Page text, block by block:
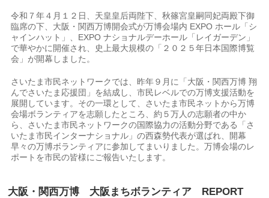
令和７年４月１２日、天皇皇后両陛下、秋篠宮皇嗣同妃両殿下御
臨席の下、大阪・関西万博開会式が万博会場内 EXPO ホール「シ
ャインハット」、EXPO ナショナルデーホール「レイガーデン」
で華やかに開催され、史上最大規模の「２０２５年日本国際博覧
会」が開幕しました。
さいたま市民ネットワークでは、昨年９月に「大阪・関西万博 翔
んでさいたま応援団」を結成し、市民レベルでの万博支援活動を
展開しています。その一環として、さいたま市民ネットから万博
会場ボランティアを志願したところ、約５万人の志願者の中か
ら、さいたま市民ネットワークの国際協力の活動分野である「さ
いたま市民インターナショナル」の西森勢代表が選ばれ、開幕
早々の万博ボランティアに参加してまいりました。万博会場のレ
ポートを市民の皆様にご報告いたします。
大阪・関西万博 大阪まちボランティア REPORT